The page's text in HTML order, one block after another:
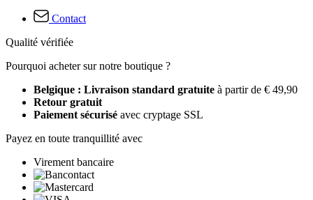
Contact
Qualité vérifiée
Pourquoi acheter sur notre boutique ?
Belgique : Livraison standard gratuite à partir de € 49,90
Retour gratuit
Paiement sécurisé avec cryptage SSL
Payez en toute tranquillité avec
Virement bancaire